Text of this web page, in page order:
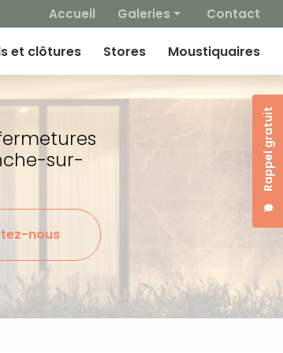
Rappel gratuit
Accueil
Galeries
Portes d'entrée
Portails et clotures
Moustiquaires
Contact
et clôtures Stores Moustiquaires
sur-
nous